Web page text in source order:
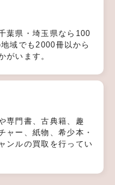
葉県・埼玉県なら100
域でも2000冊以から
がいます。
専門書、古典籍、趣
ャー、紙物、希少本・
ンルの買取を行ってい